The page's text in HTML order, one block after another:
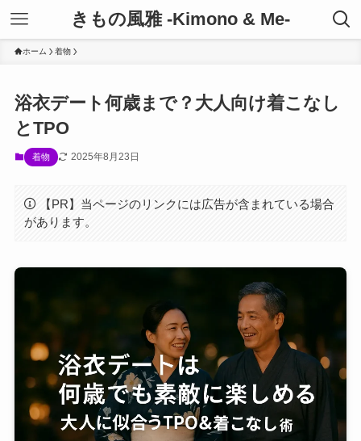
きもの風雅 -Kimono & Me-
ホーム 着物
浴衣デート何歳まで？大人向け着こなし
とTPO
着物 2025年8月23日
【PR】当ページのリンクには広告が含まれている場合
があります。